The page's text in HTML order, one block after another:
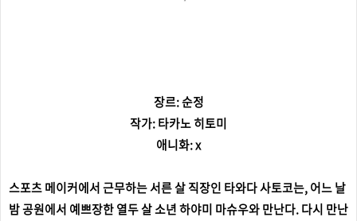
장르: 순정
작가: 타카노 히토미
애니화: x
스포츠 메이커에서 근무하는 서른 살 직장인 타와다 사토코는, 어느 날
밤 공원에서 예쁘장한 열두 살 소년 하야미 마슈우와 만난다. 다시 만난